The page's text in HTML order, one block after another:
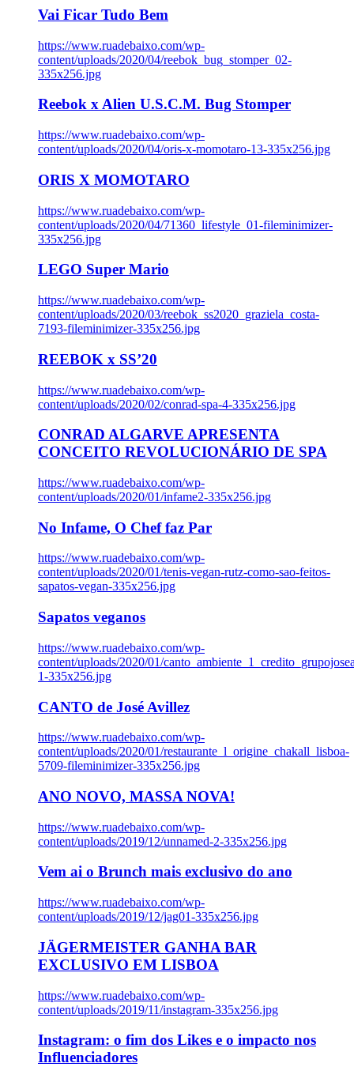
Vai Ficar Tudo Bem
https://www.ruadebaixo.com/wp-
content/uploads/2020/04/reebok_bug_stomper_02-
335x256.jpg
Reebok x Alien U.S.C.M. Bug Stomper
https://www.ruadebaixo.com/wp-
content/uploads/2020/04/oris-x-momotaro-13-335x256.jpg
ORIS X MOMOTARO
https://www.ruadebaixo.com/wp-
content/uploads/2020/04/71360_lifestyle_01-fileminimizer-
335x256.jpg
LEGO Super Mario
https://www.ruadebaixo.com/wp-
content/uploads/2020/03/reebok_ss2020_graziela_costa-
7193-fileminimizer-335x256.jpg
REEBOK x SS’20
https://www.ruadebaixo.com/wp-
content/uploads/2020/02/conrad-spa-4-335x256.jpg
CONRAD ALGARVE APRESENTA
CONCEITO REVOLUCIONÁRIO DE SPA
https://www.ruadebaixo.com/wp-
content/uploads/2020/01/infame2-335x256.jpg
No Infame, O Chef faz Par
https://www.ruadebaixo.com/wp-
content/uploads/2020/01/tenis-vegan-rutz-como-sao-feitos-
sapatos-vegan-335x256.jpg
Sapatos veganos
https://www.ruadebaixo.com/wp-
content/uploads/2020/01/
1-335x256.jpg
CANTO de José Avillez
https://www.ruadebaixo.com/wp-
content/uploads/2020/01/restaurante_l_origine_chakall_lisboa-
5709-fileminimizer-335x256.jpg
ANO NOVO, MASSA NOVA!
https://www.ruadebaixo.com/wp-
content/uploads/2019/12/unnamed-2-335x256.jpg
Vem ai o Brunch mais exclusivo do ano
https://www.ruadebaixo.com/wp-
content/uploads/2019/12/jag01-335x256.jpg
JÄGERMEISTER GANHA BAR
EXCLUSIVO EM LISBOA
https://www.ruadebaixo.com/wp-
content/uploads/2019/11/instagram-335x256.jpg
Instagram: o fim dos Likes e o impacto nos
Influenciadores